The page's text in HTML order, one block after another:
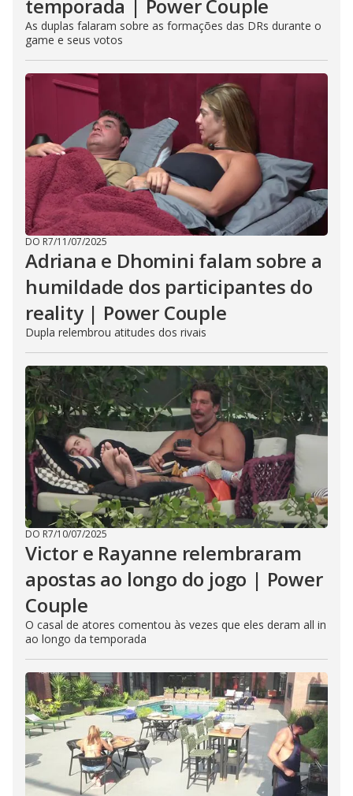
temporada | Power Couple
As duplas falaram sobre as formações das DRs durante o
game e seus votos
DO R7/11/07/2025
Adriana e Dhomini falam sobre a
humildade dos participantes do
reality | Power Couple
Dupla relembrou atitudes dos rivais
DO R7/10/07/2025
Victor e Rayanne relembraram
apostas ao longo do jogo | Power
Couple
O casal de atores comentou às vezes que eles deram all in
ao longo da temporada